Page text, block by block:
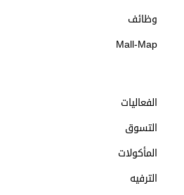
وظائف
Mall-Map
الفعاليات
التسوق
المأكولات
الترفيه